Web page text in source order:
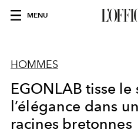
MENU
HOMMES
EGONLAB tisse
l’élégance dans
racines bretonnes